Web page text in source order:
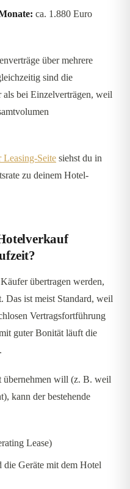
ca. 1.880 Euro
über mehrere
sind die
bei Einzelverträgen, weil
Leasing-Seite siehst du in
zu deinem Hotel-
übertragen werden,
Das ist meist Standard, weil
Vertragsfortführung
guter Bonität läuft die
übernehmen will (z. B. weil
kann der bestehende
Lease)
die Geräte mit dem Hotel